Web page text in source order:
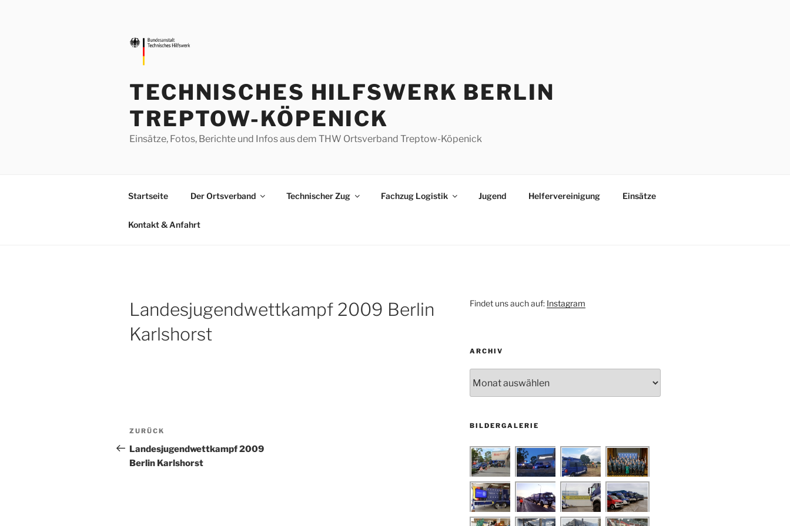
TECHNISCHES HILFSWERK BERLIN
TREPTOW-KÖPENICK
Einsätze, Fotos, Berichte und Infos aus dem THW Ortsverband Treptow-Köpenick
Startseite Der Ortsverband Technischer Zug Fachzug Logistik Jugend Helfervereinigung Einsätze
Kontakt & Anfahrt
Landesjugendwettkampf 2009 Berlin
Karlshorst
Beitragsnavigation
Vorheriger
Beitrag
ZURÜCK
Landesjugendwettkampf 2009
Berlin Karlshorst
Findet uns auch auf: Instagram
ARCHIV
BILDERGALERIE